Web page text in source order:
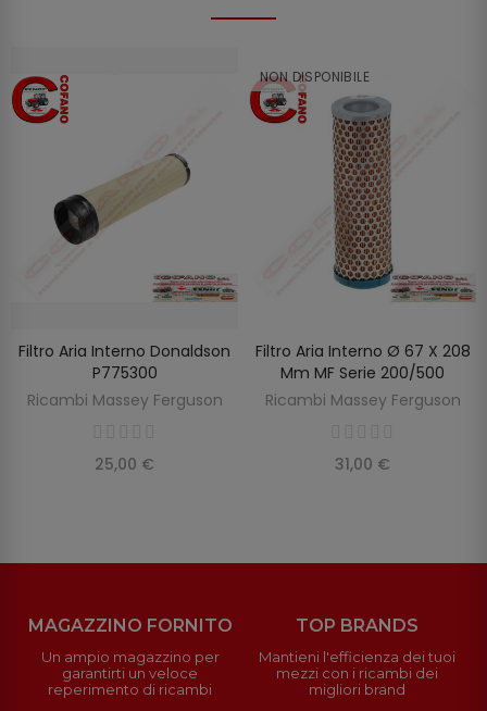
AGGIUNGI AL CARRELLO
Filtro Aria Interno Donaldson
P775300
Ricambi Massey Ferguson
25,00 €
NON DISPONIBILE
SCOPRIRE
Filtro Aria Interno Ø 67 X 208
Mm MF Serie 200/500
Ricambi Massey Ferguson
31,00 €
MAGAZZINO FORNITO
Un ampio magazzino per
garantirti un veloce
reperimento di ricambi
TOP BRANDS
Mantieni l'efficienza dei tuoi
mezzi con i ricambi dei
migliori brand